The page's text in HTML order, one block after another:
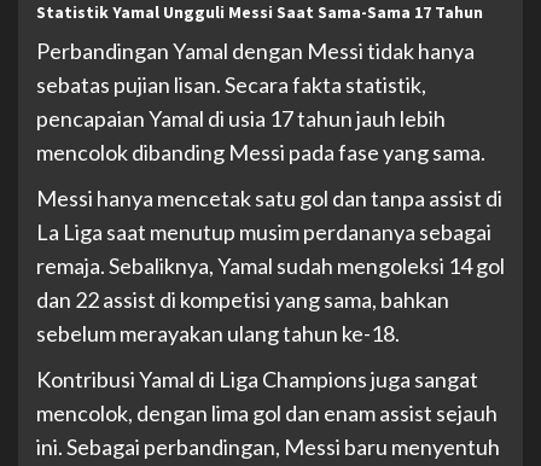
Statistik Yamal Ungguli Messi Saat Sama-Sama 17 Tahun
Perbandingan Yamal dengan Messi tidak hanya
sebatas pujian lisan. Secara fakta statistik,
pencapaian Yamal di usia 17 tahun jauh lebih
mencolok dibanding Messi pada fase yang sama.
Messi hanya mencetak satu gol dan tanpa assist di
La Liga saat menutup musim perdananya sebagai
remaja. Sebaliknya, Yamal sudah mengoleksi 14 gol
dan 22 assist di kompetisi yang sama, bahkan
sebelum merayakan ulang tahun ke-18.
Kontribusi Yamal di Liga Champions juga sangat
mencolok, dengan lima gol dan enam assist sejauh
ini. Sebagai perbandingan, Messi baru menyentuh